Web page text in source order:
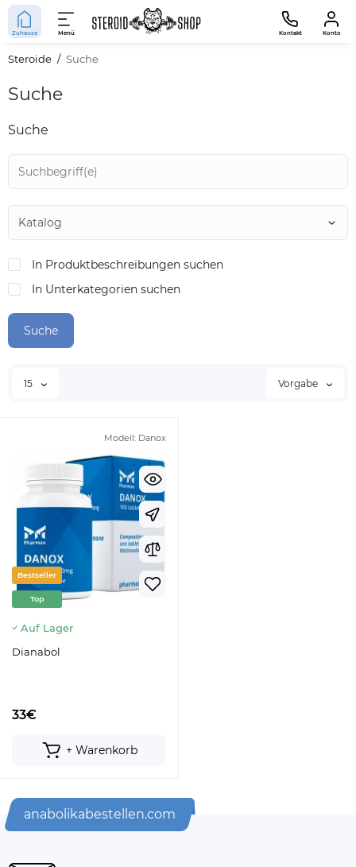
Zuhause Menü Kontakt Konto
Steroide Suche
Suche
Suche
In Produktbeschreibungen suchen
In Unterkategorien suchen
15 Vorgabe
Modell: Danox
Bestseller
Top
Auf Lager
Dianabol
33€
+ Warenkorb
anabolikabestellen.com